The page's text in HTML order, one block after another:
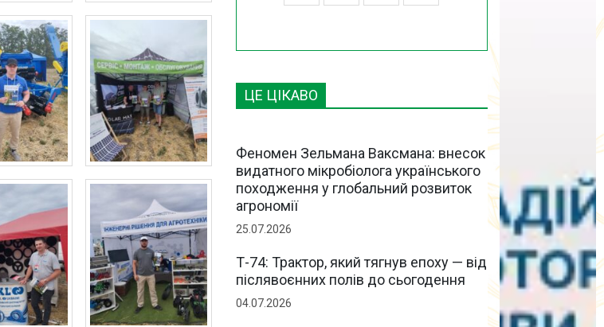
ЦЕ ЦІКАВО
Феномен Зельмана Ваксмана: внесок
видатного мікробіолога українського
походження у глобальний розвиток
агрономії
25.07.2026
Т-74: Трактор, який тягнув епоху — від
післявоєнних полів до сьогодення
04.07.2026